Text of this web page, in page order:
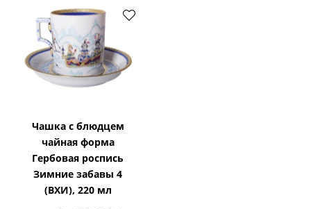
Чашка с блюдцем
чайная форма
Гербовая роспись
Зимние забавы 4
(ВХИ), 220 мл